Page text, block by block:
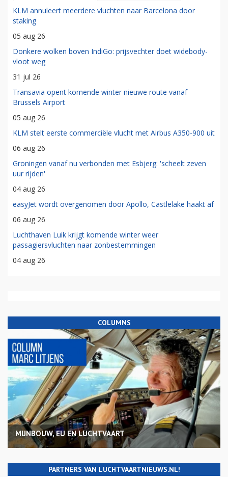
KLM annuleert meerdere vluchten naar Barcelona door
staking
05 aug 26
Donkere wolken boven IndiGo: prijsvechter doet widebody-
vloot weg
31 jul 26
Transavia opent komende winter nieuwe route vanaf
Brussels Airport
05 aug 26
KLM stelt eerste commerciële vlucht met Airbus A350-900 uit
06 aug 26
Groningen vanaf nu verbonden met Esbjerg: 'scheelt zeven
uur rijden'
04 aug 26
easyJet wordt overgenomen door Apollo, Castlelake haakt af
06 aug 26
Luchthaven Luik krijgt komende winter weer
passagiersvluchten naar zonbestemmingen
04 aug 26
COLUMNS
MIJNBOUW, EU EN LUCHTVAART
PARTNERS VAN LUCHTVAARTNIEUWS.NL!